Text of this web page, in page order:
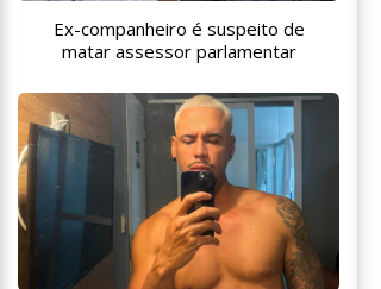
Ex-companheiro é suspeito de
matar assessor parlamentar